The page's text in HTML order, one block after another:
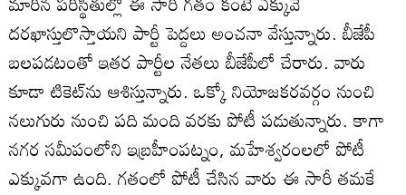
దరఖాస్తులొస్తాయని పార్టీ పెద్దలు అంచనా వేస్తున్నారు. బీజేపీ
బలపడటంతో ఇతర పార్టీల నేతలు బీజేపీలో చేరారు. వారు
కూడా టికెట్‌ను ఆశిస్తున్నారు. ఒక్కో నియోజకరవర్గం నుంచి
నలుగురు నుంచి పది మంది వరకు పోటీ పడుతున్నారు. కాగా
నగర సమీపంలోని ఇబ్రహీంపట్నం, మహేశ్వరంలలో పోటీ
ఎక్కువగా ఉంది. గతంలో పోటీ చేసిన వారు ఈ సారీ తమకే